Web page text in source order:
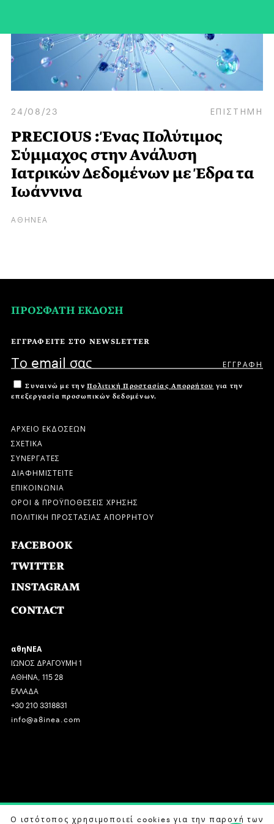
24/08/23 ΕΠΙΣΤΗΜΗ
PRECIOUS : Ένας Πολύτιμος
Σύμμαχος στην Ανάλυση
Ιατρικών Δεδομένων με Έδρα τα
Ιωάννινα
ΑΘΗΝΕΑ
ΠΡΟΣΦΑΤΗ ΕΚΔΟΣΗ
ΕΓΓΡΑΦΕΙΤΕ ΣΤΟ NEWSLETTER
Συναινώ με την Πολιτική Προστασίας Απορρήτου για την
επεξεργασία προσωπικών δεδομένων.
ΑΡΧΕΙΟ ΕΚΔΟΣΕΩΝ
ΣΧΕΤΙΚΑ
ΣΥΝΕΡΓΑΤΕΣ
ΔΙΑΦΗΜΙΣΤΕΙΤΕ
ΕΠΙΚΟΙΝΩΝΙΑ
ΟΡΟΙ & ΠΡΟΫΠΟΘΕΣΕΙΣ ΧΡΗΣΗΣ
ΠΟΛΙΤΙΚΗ ΠΡΟΣΤΑΣΙΑΣ ΑΠΟΡΡΗΤΟΥ
FACEBOOK
TWITTER
INSTAGRAM
CONTACT
αθηΝΕΑ
ΙΩΝΟΣ ΔΡΑΓΟΥΜΗ 1
ΑΘΗΝΑ, 115 28
ΕΛΛΑΔΑ
+30 210 3318831
info@a8inea.com
COPYRIGHT © 2026 αθηΝΕΑ, ALL RIGHTS RESERVED.
Ο ιστότοπος χρησιμοποιεί cookies για την παροχή των